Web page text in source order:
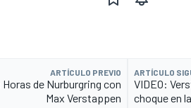
ARTÍCULO PREVIO
Horas de Nurburgring con
Max Verstappen
ARTÍCULO
VIDEO:
choque en